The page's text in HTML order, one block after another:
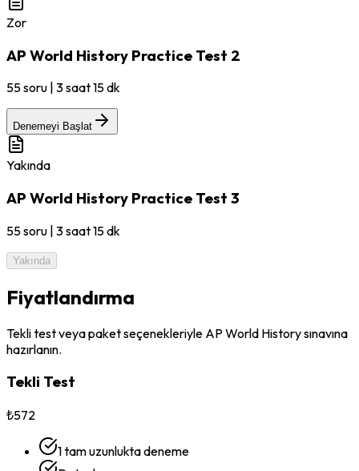
Zor
AP World History Practice Test 2
55soru 3 saat 15 dk
Denemeyi Başlat
Yakında
AP World History Practice Test 3
55soru | 3 saat 15 dk
Yakında
Fiyatlandırma
Tekli test veya paket seçenekleriyle AP World History sınavına
hazırlanın.
Tekli Test
₺572
1 tam uzunlukta deneme